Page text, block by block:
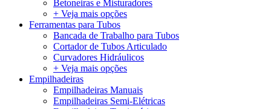
Betoneiras e Misturadores
+ Veja mais opções
Ferramentas para Tubos
Bancada de Trabalho para Tubos
Cortador de Tubos Articulado
Curvadores Hidráulicos
+ Veja mais opções
Empilhadeiras
Empilhadeiras Manuais
Empilhadeiras Semi-Elétricas